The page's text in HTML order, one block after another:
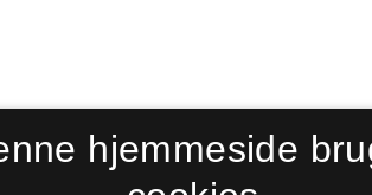
hjemmeside